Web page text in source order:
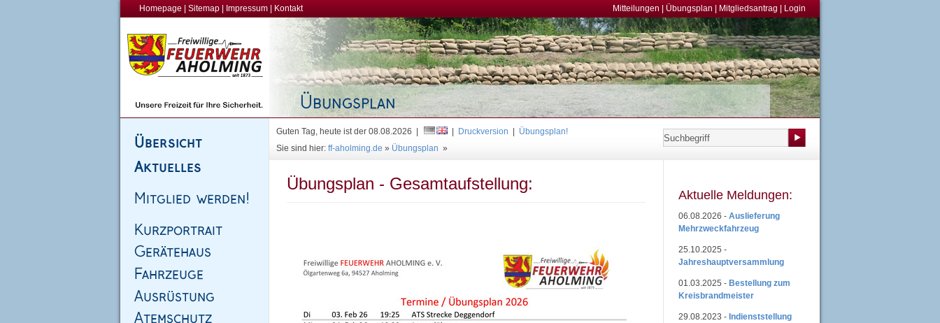
Homepage Sitemap Impressum Kontakt Mitteilungen Übungsplan Mitgliedsantrag Login
Guten Tag, heute ist der 08.08.2026 | Druckversion
Übungsplan!
Sie sind hier: ff-aholming.de » Übungsplan »
Übungsplan - Gesamtaufstellung:
Aktuelle Meldungen:
06.08.2026 - Auslieferung
Mehrzweckfahrzeug
25.10.2025 -
Jahreshauptversammlung
01.03.2025 - Bestellung zum
Kreisbrandmeister
29.08.2023 - Indienststellung